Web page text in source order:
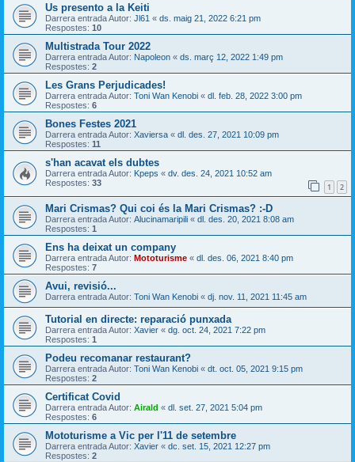
Us presento a la Keiti
Darrera entrada Autor: Jl61 « ds. maig 21, 2022 6:21 pm
Respostes: 10
Multistrada Tour 2022
Darrera entrada Autor: Napoleon « ds. març 12, 2022 1:49 pm
Respostes: 2
Les Grans Perjudicades!
Darrera entrada Autor: Toni Wan Kenobi « dl. feb. 28, 2022 3:00 pm
Respostes: 6
Bones Festes 2021
Darrera entrada Autor: Xaviersa « dl. des. 27, 2021 10:09 pm
Respostes: 11
s'han acavat els dubtes
Darrera entrada Autor: Kpeps « dv. des. 24, 2021 10:52 am
Respostes: 33 1 2
Mari Crismas? Qui coi és la Mari Crismas? :-D
Darrera entrada Autor: Alucinamaripili « dl. des. 20, 2021 8:08 am
Respostes: 1
Ens ha deixat un company
Darrera entrada Autor: Mototurisme « dl. des. 06, 2021 8:40 pm
Respostes: 7
Avui, revisió...
Darrera entrada Autor: Toni Wan Kenobi « dj. nov. 11, 2021 11:45 am
Tutorial en directe: reparació punxada
Darrera entrada Autor: Xavier « dg. oct. 24, 2021 7:22 pm
Respostes: 1
Podeu recomanar restaurant?
Darrera entrada Autor: Toni Wan Kenobi « dt. oct. 05, 2021 9:15 pm
Respostes: 2
Certificat Covid
Darrera entrada Autor: Airald « dl. set. 27, 2021 5:04 pm
Respostes: 6
Mototurisme a Vic per l'11 de setembre
Darrera entrada Autor: Xavier « dc. set. 15, 2021 12:27 pm
Respostes: 2